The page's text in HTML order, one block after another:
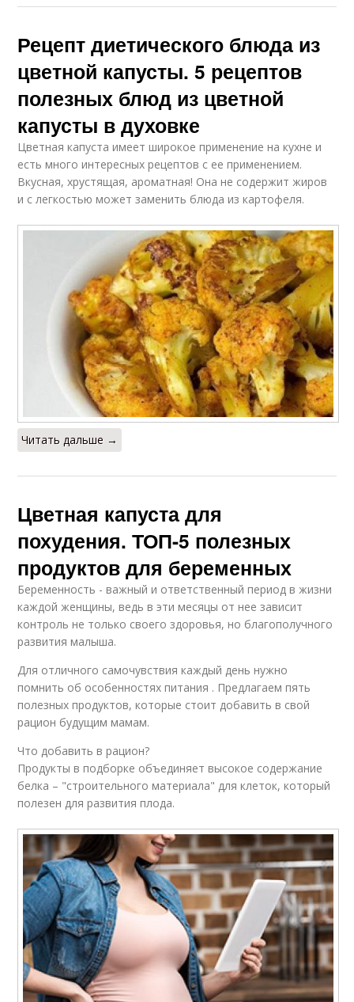
Рецепт диетического блюда из
цветной капусты. 5 рецептов
полезных блюд из цветной
капусты в духовке
Цветная капуста имеет широкое применение на кухне и
есть много интересных рецептов с ее применением.
Вкусная, хрустящая, ароматная! Она не содержит жиров
и с легкостью может заменить блюда из картофеля.
Читать дальше →
Цветная капуста для
похудения. ТОП-5 полезных
продуктов для беременных
Беременность - важный и ответственный период в жизни
каждой женщины, ведь в эти месяцы от нее зависит
контроль не только своего здоровья, но благополучного
развития малыша.
Для отличного самочувствия каждый день нужно
помнить об особенностях питания . Предлагаем пять
полезных продуктов, которые стоит добавить в свой
рацион будущим мамам.
Что добавить в рацион?
Продукты в подборке объединяет высокое содержание
белка – "строительного материала" для клеток, который
полезен для развития плода.